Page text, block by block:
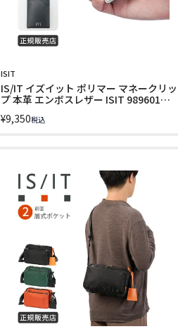
ISIT
IS/IT イズイット ポリマー マネークリッ
プ 本革 エンボスレザー ISIT 989601
¥9,350税込